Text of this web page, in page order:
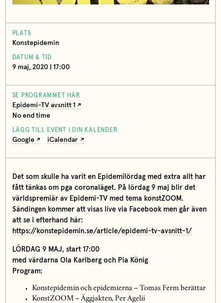
PLATS
Konstepidemin
DATUM & TID
9 maj, 2020 | 17:00
SE PROGRAMMET HÄR
Epidemi-TV avsnitt 1
No end time
LÄGG TILL EVENT I DIN KALENDER
Google iCalendar
Det som skulle ha varit en Epidemilördag med extra allt har
fått tänkas om pga coronaläget. På lördag 9 maj blir det
världspremiär av Epidemi-TV med tema konstZOOM.
Sändingen kommer att visas live via Facebook men går även
att se i efterhand här:
https://konstepidemin.se/article/epidemi-tv-avsnitt-1/
LÖRDAG 9 MAJ, start 17:00
med värdarna Ola Karlberg och Pia König
Program:
Konstepidemin och epidemierna – Tomas Ferm berättar
KonstZOOM – Äggjakten, Per Agelii